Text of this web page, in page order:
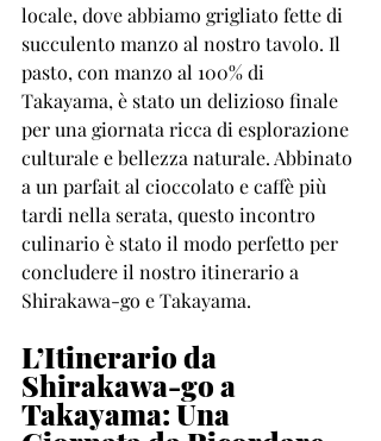
locale, dove abbiamo grigliato fette di
succulento manzo al nostro tavolo. Il
pasto, con manzo al 100% di
Takayama, è stato un delizioso finale
per una giornata ricca di esplorazione
culturale e bellezza naturale. Abbinato
a un parfait al cioccolato e caffè più
tardi nella serata, questo incontro
culinario è stato il modo perfetto per
concludere il nostro itinerario a
Shirakawa-go e Takayama.
L’Itinerario da
Shirakawa-go a
Takayama: Una